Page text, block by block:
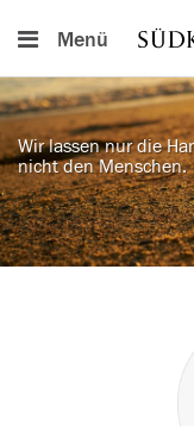
Menü
Wir lassen nur die
nicht den Menschen.